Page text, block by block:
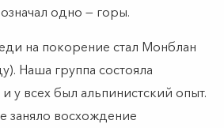
одно — горы.
на покорение стал Монблан
Наша группа состояла
у всех был альпинистский опыт.
заняло восхождение